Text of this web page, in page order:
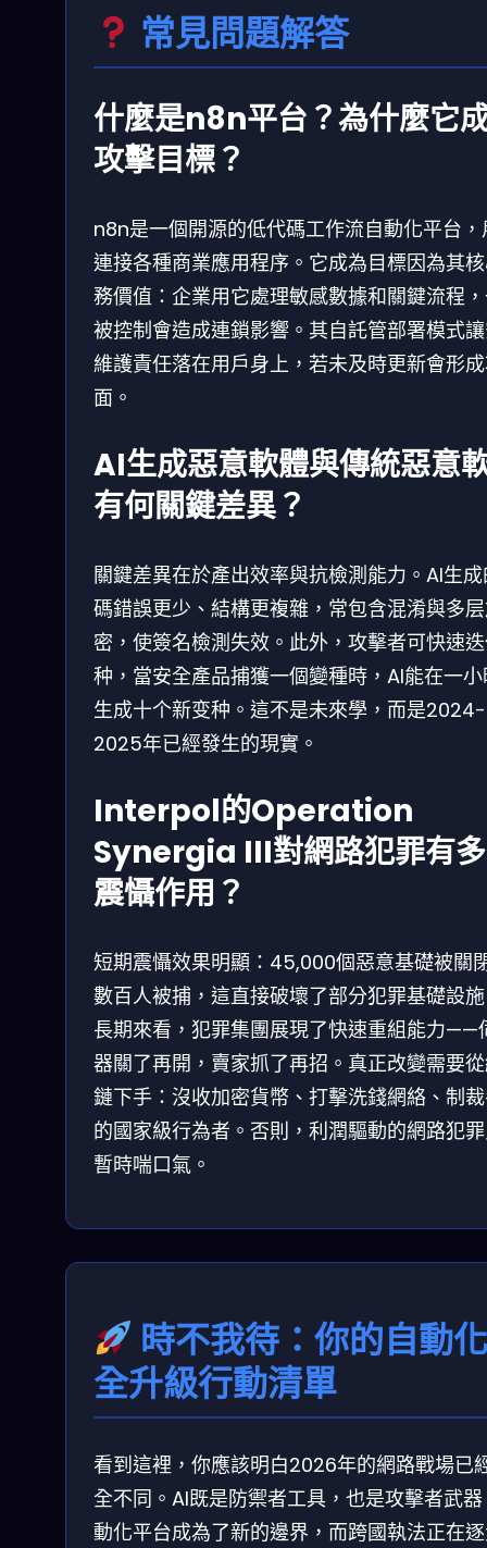
常見問題解答
什麼是n8n平台？為什麼它
攻擊目標？
n8n是一個開源的低代碼工作流自動化平台，
連接各種商業應用程序。它成為目標因為其
務價值：企業用它處理敏感數據和關鍵流程
被控制會造成連鎖影響。其自託管部署模式
維護責任落在用戶身上，若未及時更新會形
面。
AI生成惡意軟體與傳統惡意
有何關鍵差異？
關鍵差異在於產出效率與抗檢測能力。AI生
碼錯誤更少、結構更複雜，常包含混淆與多
密，使簽名檢測失效。此外，攻擊者可快速
种，當安全產品捕獲一個變種時，AI能在一
生成十个新变种。這不是未來學，而是2024-
2025年已經發生的現實。
Interpol的Operation
Synergia III對網路犯罪有
震懾作用？
短期震懾效果明顯：45,000個惡意基礎被關
數百人被捕，這直接破壞了部分犯罪基礎設
長期來看，犯罪集團展現了快速重組能力——
器關了再開，賣家抓了再招。真正改變需要
鏈下手：沒收加密貨幣、打擊洗錢網絡、制
的國家級行為者。否則，利潤驅動的網路犯
暫時喘口氣。
時不我待：你的自動
全升級行動清單
看到這裡，你應該明白2026年的網路戰場已
全不同。AI既是防禦者工具，也是攻擊者武
動化平台成為了新的邊界，而跨國執法正在